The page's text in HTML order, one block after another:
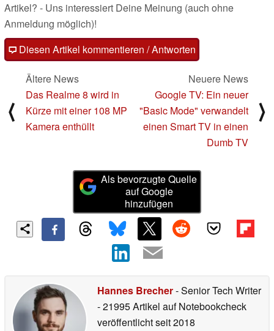
Artikel? - Uns interessiert Deine Meinung (auch ohne
Anmeldung möglich)!
Diesen Artikel kommentieren / Antworten
⟨
Ältere News
Das Realme 8 wird in
Kürze mit einer 108 MP
Kamera enthüllt
Neuere News
Google TV: Ein neuer
"Basic Mode" verwandelt
einen Smart TV in einen
Dumb TV
⟩
Als bevorzugte Quelle
auf Google
hinzufügen
Hannes Brecher- Senior Tech Writer
- 21995 Artikel auf Notebookcheck
veröffentlichtseit 2018